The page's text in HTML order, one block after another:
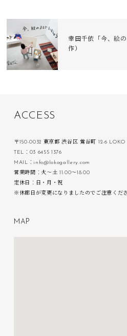
幸田千依「今、絵
作）
ACC ESS
〒150-0032 東京都 渋谷区 鶯谷町 12-6
TEL：03 6455 1376
MAIL：info@lokogallery.com
営業時間：火〜土 11:00〜18:00
定休日：日・月・祝
※休廊日が変更になりましたのでご注意くだ
M A P